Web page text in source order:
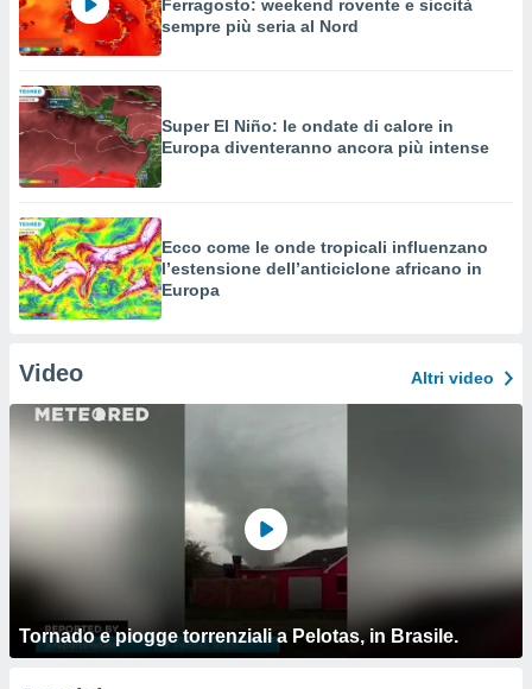
Ferragosto: weekend rovente e siccità
sempre più seria al Nord
Super El Niño: le ondate di calore in
Europa diventeranno ancora più intense
Ecco come le onde tropicali influenzano
l’estensione dell’anticiclone africano in
Europa
Video Altri video
Tornado e piogge torrenziali a Pelotas, in Brasile.